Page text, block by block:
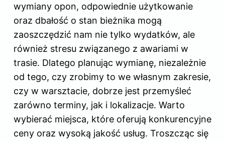
wymiany opon, odpowiednie użytkowanie
oraz dbałość o stan bieżnika mogą
zaoszczędzić nam nie tylko wydatków, ale
również stresu związanego z awariami w
trasie. Dlatego planując wymianę, niezależnie
od tego, czy zrobimy to we własnym zakresie,
czy w warsztacie, dobrze jest przemyśleć
zarówno terminy, jak i lokalizacje. Warto
wybierać miejsca, które oferują konkurencyjne
ceny oraz wysoką jakość usług. Troszcząc się